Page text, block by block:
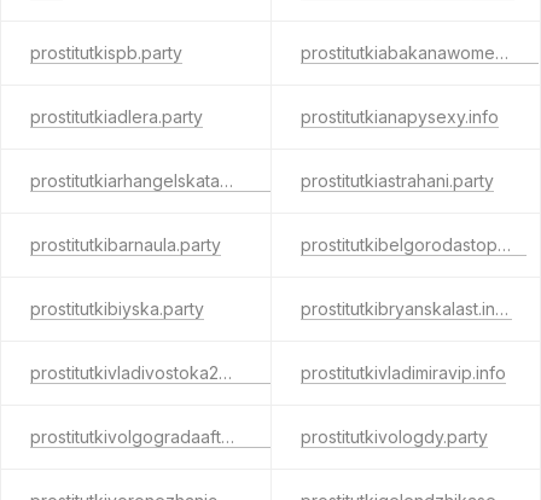
prostitutkispb.party prostitutkiabakanawomen.info
prostitutkiadlera.party prostitutkianapysexy.info
prostitutkiarhangelskatake.com prostitutkiastrahani.party
prostitutkibarnaula.party prostitutkibelgorodastop.net
prostitutkibiyska.party prostitutkibryanskalast.info
prostitutkivladivostoka24.party prostitutkivladimiravip.info
prostitutkivolgogradaafter.com prostitutkivologdy.party